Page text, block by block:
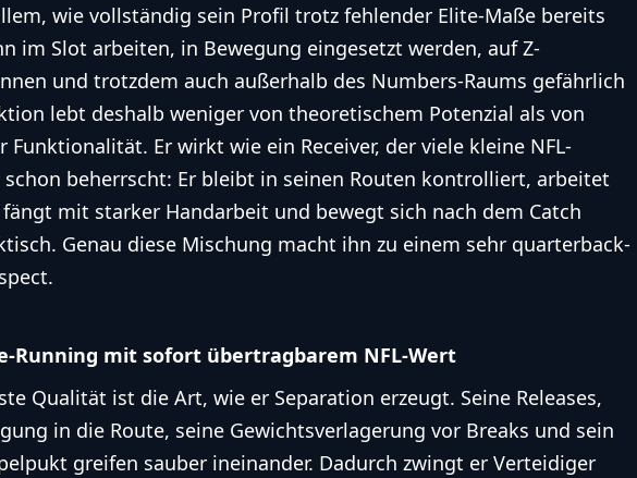
wie vollständig sein Profil trotz fehlender Elite-Maße bereits
im Slot arbeiten, in Bewegung eingesetzt werden, auf Z-
und trotzdem auch außerhalb des Numbers-Raums gefährlich
lebt deshalb weniger von theoretischem Potenzial als von
Funktionalität. Er wirkt wie ein Receiver, der viele kleine NFL-
schon beherrscht: Er bleibt in seinen Routen kontrolliert, arbeitet
mit starker Handarbeit und bewegt sich nach dem Catch
Genau diese Mischung macht ihn zu einem sehr quarterback-
Running mit sofort übertragbarem NFL-Wert
Qualität ist die Art, wie er Separation erzeugt. Seine Releases,
in die Route, seine Gewichtsverlagerung vor Breaks und sein
greifen sauber ineinander. Dadurch zwingt er Verteidiger